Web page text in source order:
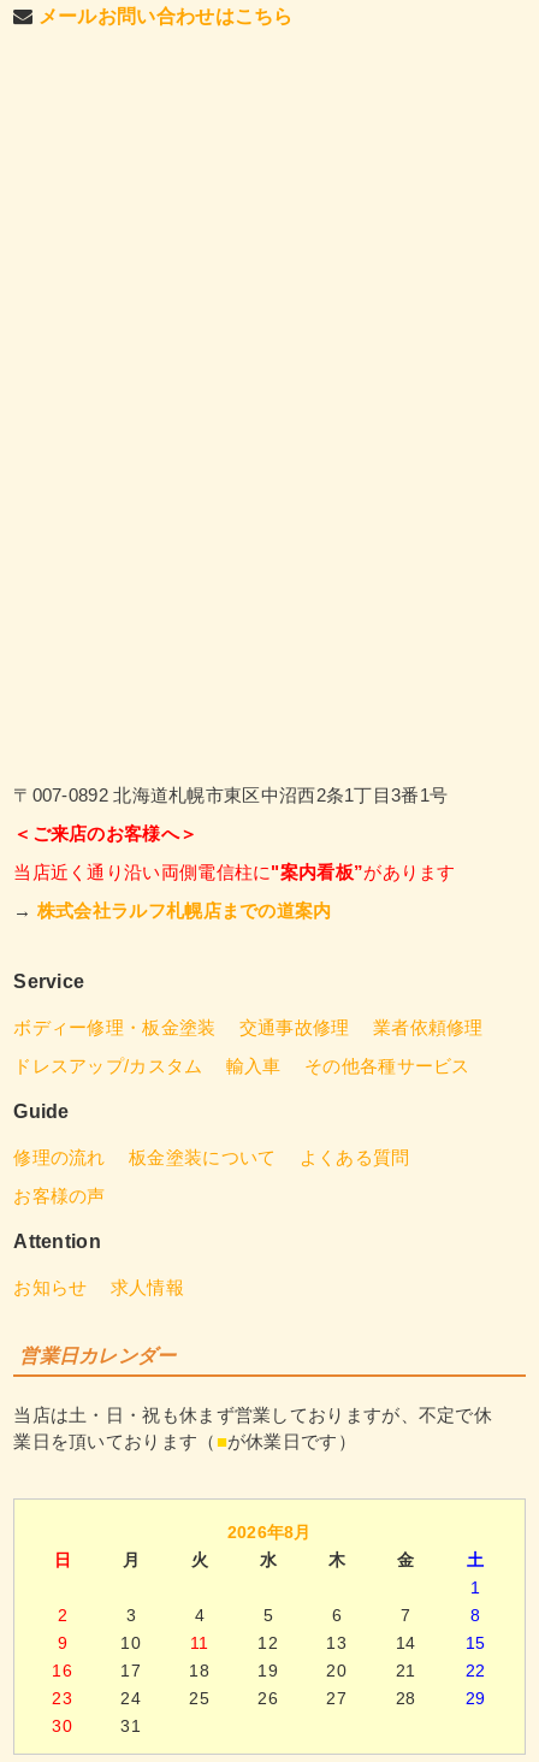
メールお問い合わせはこちら
〒007-0892 北海道札幌市東区中沼西2条1丁目3番1号
＜ご来店のお客様へ＞
当店近く通り沿い両側電信柱に"案内看板”があります
→ 株式会社ラルフ札幌店までの道案内
Service
ボディー修理・板金塗装 交通事故修理
業者依頼修理
ドレスアップ/カスタム
輸入車 その他各種サービス
Guide
修理の流れ 板金塗装について
よくある質問
お客様の声
Attention
お知らせ 求人情報
営業日カレンダー
当店は土・日・祝も休まず営業しておりますが、不定で休
業日を頂いております（ ■が休業日です）
2026年8月
日
月 火 水 木 金
土
1
2
3 4 5 6 7
8
9
10 11 12 13 14
15
16
17 18 19 20 21
22
23
24 25 26 27 28
29
30
31